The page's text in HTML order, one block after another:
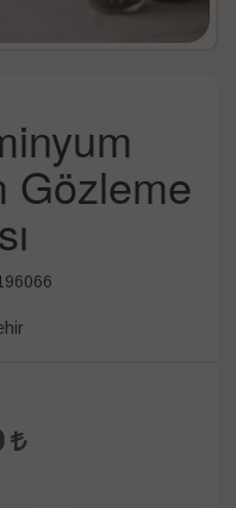
Gözleme